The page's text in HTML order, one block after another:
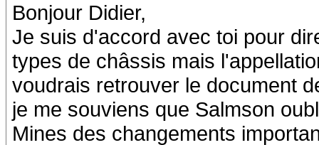
Bonjour Didier,
Je suis d'accord avec toi pour
types de châssis mais
voudrais retrouver le document
je me souviens que Salmson
Mines des changements